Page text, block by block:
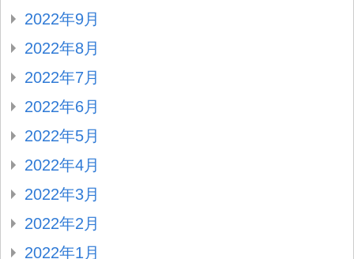
2022年9月
2022年8月
2022年7月
2022年6月
2022年5月
2022年4月
2022年3月
2022年2月
2022年1月